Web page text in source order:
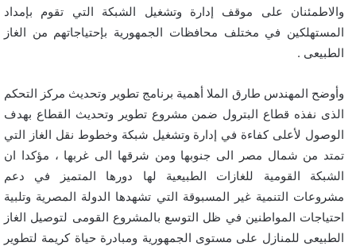
والاطمئنان على موقف إدارة وتشغيل الشبكة التي تقوم بإمداد
المستهلكين في مختلف محافظات الجمهورية بإحتياجاتهم من الغاز
الطبيعى .
وأوضح المهندس طارق الملا أهمية برنامج تطوير وتحديث مركز التحكم
الذى نفذه قطاع البترول ضمن مشروع تطوير وتحديث القطاع بهدف
الوصول لأعلى كفاءة في إدارة وتشغيل شبكة وخطوط نقل الغاز التي
تمتد من شمال مصر الى جنوبها ومن شرقها الى غربها ، مؤكدا ان
الشبكة القومية للغازات الطبيعية لها دورها المتميز في دعم
مشروعات التنمية غير المسبوقة التي تشهدها الدولة المصرية وتلبية
احتياجات المواطنين في ظل التوسع بالمشروع القومى لتوصيل الغاز
الطبيعى للمنازل على مستوى الجمهورية ومبادرة حياة كريمة لتطوير